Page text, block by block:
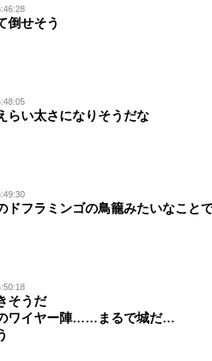
倒せそう
らい太さになりそうだな
ドフラミンゴの鳥籠みたいなこと
そうだ
ワイヤー陣……まるで城だ…